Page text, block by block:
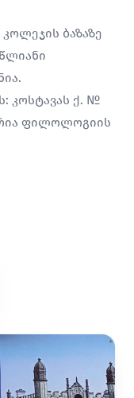
ბაზაზე
კოსტავას ქ. №
ფილოლოგიის